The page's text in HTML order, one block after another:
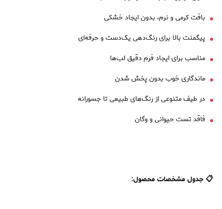
بافت کرمی و نرم، بدون ایجاد خشکی
پیگمنت بالا برای رنگ‌دهی یک‌دست و حرفه‌ای
مناسب برای ایجاد فرم دقیق لب‌ها
ماندگاری خوب بدون پخش شدن
در طیف متنوعی از رنگ‌های طبیعی تا جسورانه
فاقد تست حیوانی و وگان
📋 جدول مشخصات محصول: